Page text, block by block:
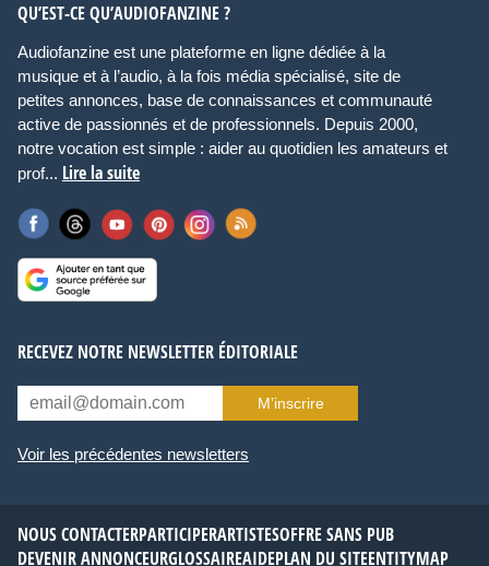
QU’EST-CE QU’AUDIOFANZINE ?
Audiofanzine est une plateforme en ligne dédiée à la
musique et à l’audio, à la fois média spécialisé, site de
petites annonces, base de connaissances et communauté
active de passionnés et de professionnels. Depuis 2000,
notre vocation est simple : aider au quotidien les amateurs et
prof... Lire la suite
RECEVEZ NOTRE NEWSLETTER ÉDITORIALE
M’inscrire
Voir les précédentes newsletters
NOUS CONTACTERPARTICIPERARTISTESOFFRE SANS PUB
DEVENIR ANNONCEURGLOSSAIREAIDEPLAN DU SITEENTITYMAP